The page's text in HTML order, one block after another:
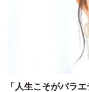
「人生こそがバラ